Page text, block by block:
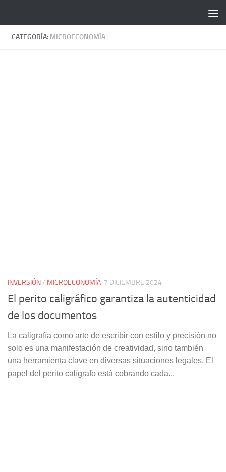
CATEGORÍA: MICROECONOMÍA
INVERSIÓN/ MICROECONOMÍA 7 DICIEMBRE 2024
El perito caligráfico garantiza la autenticidad
de los documentos
La caligrafía como arte de escribir con estilo y precisión no
solo es una manifestación de creatividad, sino también
una herramienta clave en diversas situaciones legales. El
papel del perito calígrafo está cobrando cada...